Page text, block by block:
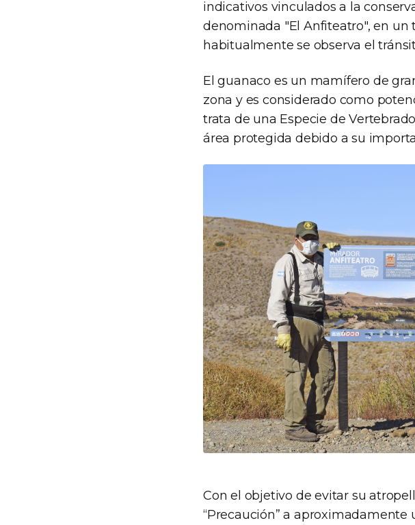
indicativos vinculados a la
denominada "El Anfiteatro", en un
habitualmente se observa el
El guanaco es un mamífero de
zona y es considerado como
trata de una Especie de
área protegida debido a su
Con el objetivo de evitar su
“Precaución” a